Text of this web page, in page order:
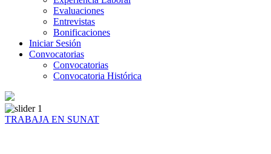
Evaluaciones
Entrevistas
Bonificaciones
Iniciar Sesión
Convocatorias
Convocatorias
Convocatoria Histórica
TRABAJA EN SUNAT